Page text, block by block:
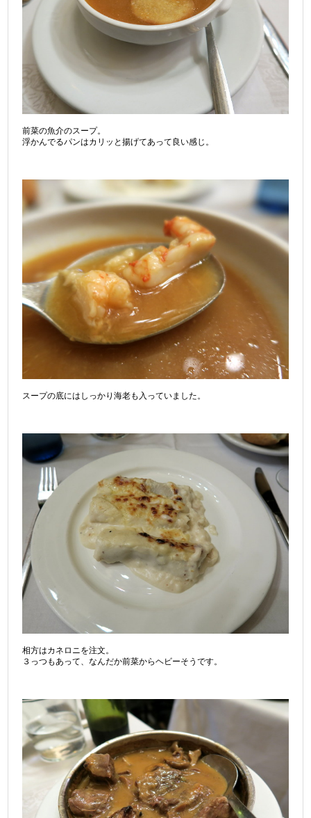
前菜の魚介のスープ。
浮かんでるパンはカリッと揚げてあって良い感じ。
スープの底にはしっかり海老も入っていました。
相方はカネロニを注文。
３っつもあって、なんだか前菜からヘビーそうです。